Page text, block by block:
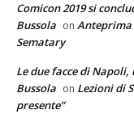
Comicon 2019 si
Bussola on Anteprima
Sematary
Le due facce di
Bussola on Lezioni di
presente”